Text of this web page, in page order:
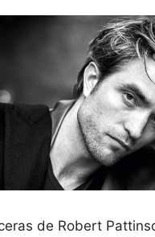
de Robert